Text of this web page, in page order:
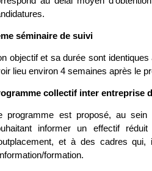
séminaire de suivi
objectif et sa durée sont
lieu environ 4 semaines après le
collectif inter entreprise
programme est proposé, au
informer un effectif
et à des cadres
formation.